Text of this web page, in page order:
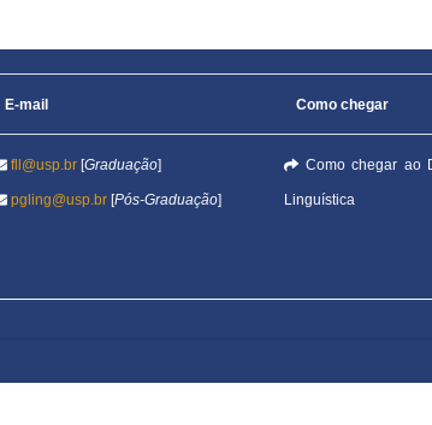
E-mail Como chegar
fll@usp.br [Graduação]
pgling@usp.br [Pós-Graduação]
Como chegar ao
Linguística